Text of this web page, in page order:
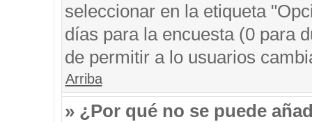
seleccionar en la etiqueta
días para la encuesta (0 para
de permitir a lo usuarios
Arriba
» ¿Por qué no se puede